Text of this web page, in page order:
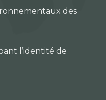
des
l’identité de